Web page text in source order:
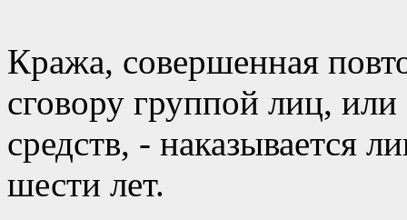
Кража, совершенная
сговору группой лиц,
средств, - наказывается
шести лет.